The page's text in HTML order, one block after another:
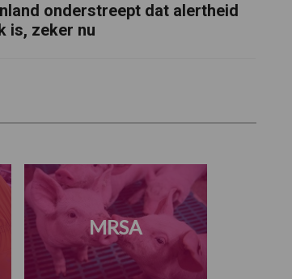
onderstreept dat alertheid
is, zeker nu
MRSA